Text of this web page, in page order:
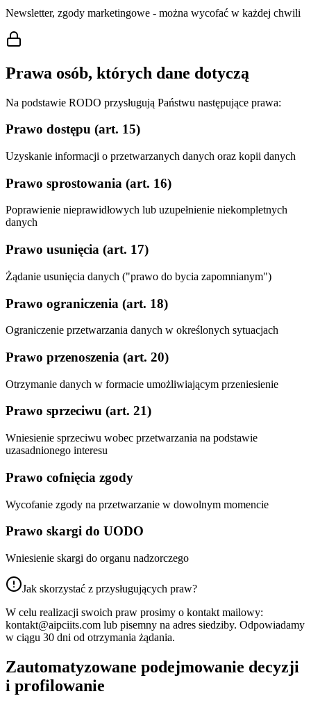
Newsletter, zgody marketingowe - można wycofać w każdej chwili
Prawa osób, których dane dotyczą
Na podstawie RODO przysługują Państwu następujące prawa:
Prawo dostępu (art. 15)
Uzyskanie informacji o przetwarzanych danych oraz kopii danych
Prawo sprostowania (art. 16)
Poprawienie nieprawidłowych lub uzupełnienie niekompletnych
danych
Prawo usunięcia (art. 17)
Żądanie usunięcia danych ("prawo do bycia zapomnianym")
Prawo ograniczenia (art. 18)
Ograniczenie przetwarzania danych w określonych sytuacjach
Prawo przenoszenia (art. 20)
Otrzymanie danych w formacie umożliwiającym przeniesienie
Prawo sprzeciwu (art. 21)
Wniesienie sprzeciwu wobec przetwarzania na podstawie
uzasadnionego interesu
Prawo cofnięcia zgody
Wycofanie zgody na przetwarzanie w dowolnym momencie
Prawo skargi do UODO
Wniesienie skargi do organu nadzorczego
Jak skorzystać z przysługujących praw?
W celu realizacji swoich praw prosimy o kontakt mailowy:
kontakt@aipciits.com lub pisemny na adres siedziby. Odpowiadamy
w ciągu 30 dni od otrzymania żądania.
Zautomatyzowane podejmowanie decyzji
i profilowanie